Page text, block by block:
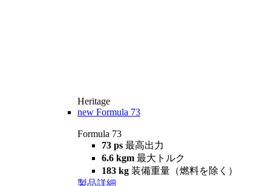
Heritage
new Formula 73
Formula 73
73 ps 最高出力
6.6 kgm 最大トルク
183 kg 装備重量（燃料を除く）
製品詳細